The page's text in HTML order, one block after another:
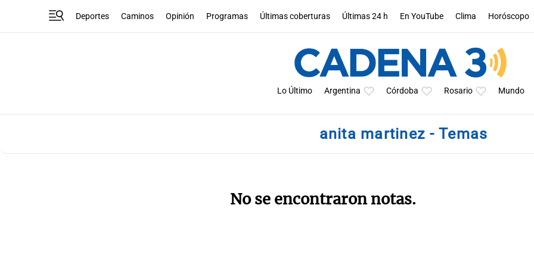
Deportes Caminos Opinión Programas Últimas coberturas Últimas 24 h En YouTube Clima Horóscopo
Lo Último Argentina Córdoba Rosario Mundo
anita martinez - Temas
No se encontraron notas.